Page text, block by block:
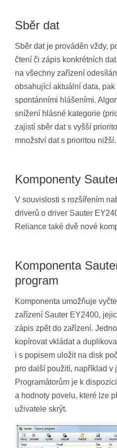
Sběr dat
Sběr dat je prováděn vždy,
čtení či zápis konkrétních
na všechny zařízení
obsahující aktuální data,
spontánními hlášeními.
snížení hlásné kategorie
zajistí sběr dat s vyšší
množství dat s prioritou nižší.
Komponenty
V souvislosti s rozšířením
driverů o driver Sauter
Reliance také dvě nové
Komponenta
program
Komponenta umožňuje
zařízení Sauter EY2400,
zápis zpět do zařízení.
kopírovat vkládat a
i s popisem uložit na disk
pro další použití, například v
Programátorům je k
a hodnoty povelu, které lze
uživatele skrýt.